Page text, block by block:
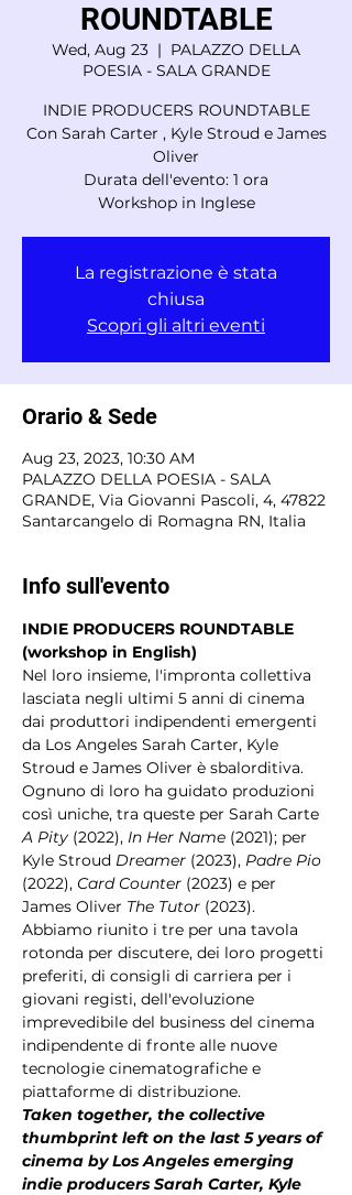
ROUNDTABLE
Wed, Aug 23
  |
PALAZZO DELLA
POESIA - SALA GRANDE
INDIE PRODUCERS ROUNDTABLE
Con Sarah Carter , Kyle Stroud e James
Oliver
Durata dell'evento: 1 ora
Workshop in Inglese
La registrazione è stata
chiusa
Scopri gli altri eventi
Orario & Sede
Aug 23, 2023, 10:30 AM
PALAZZO DELLA POESIA - SALA
GRANDE, Via Giovanni Pascoli, 4, 47822
Santarcangelo di Romagna RN, Italia
Info sull'evento
INDIE PRODUCERS ROUNDTABLE
(workshop in English)
Nel loro insieme, l'impronta collettiva
lasciata negli ultimi 5 anni di cinema
dai produttori indipendenti emergenti
da Los Angeles Sarah Carter, Kyle
Stroud e James Oliver è sbalorditiva.
Ognuno di loro ha guidato produzioni
così uniche, tra queste per Sarah Carte
A Pity (2022), In Her Name (2021); per
Kyle Stroud Dreamer (2023), Padre Pio
(2022), Card Counter (2023) e per
James Oliver The Tutor (2023).
Abbiamo riunito i tre per una tavola
rotonda per discutere, dei loro progetti
preferiti, di consigli di carriera per i
giovani registi, dell'evoluzione
imprevedibile del business del cinema
indipendente di fronte alle nuove
tecnologie cinematografiche e
piattaforme di distribuzione.
Taken together, the collective
thumbprint left on the last 5 years of
cinema by Los Angeles emerging
indie producers Sarah Carter, Kyle